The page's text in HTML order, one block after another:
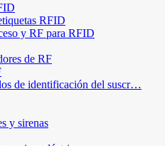
RFID
y RF para RFID
de RF
de identificación del suscr…
y sirenas